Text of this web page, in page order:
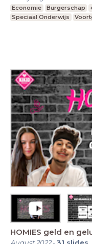
Economie Burgerschap
Speciaal Onderwijs
HOMIES geld en